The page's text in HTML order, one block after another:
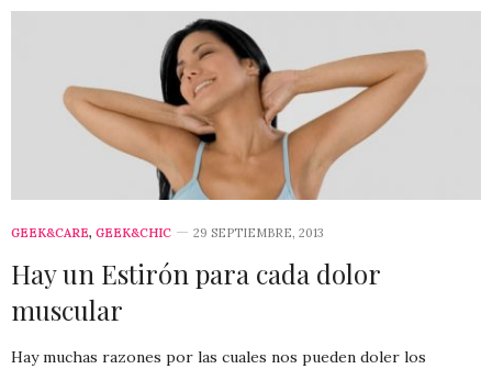
GEEK&CARE, GEEK&CHIC 29 SEPTIEMBRE, 2013
Hay un Estirón para cada dolor
muscular
Hay muchas razones por las cuales nos pueden doler los